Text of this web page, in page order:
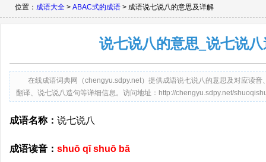
位置： 成语大全 > ABAC式的成语 > 成语说七说八的意思及详解
说七说八的意思_说七说
在线成语词典网（chengyu.sdpy.net）提供成语说七说八的意思及对应读
翻译、说七说八造句等详细信息。访问地址：http://chengyu.sdpy.net/
成语名称： 说七说八
成语读音： shuō qī shuō bā